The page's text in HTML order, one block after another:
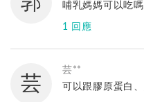
免付費客服專線
能立即回覆您唷！
哺乳媽媽可以吃嗎
1 回應
亞尼活力
您好，哺乳期不
乳期間媽咪可以
芸
芸**
可以跟膠原蛋白